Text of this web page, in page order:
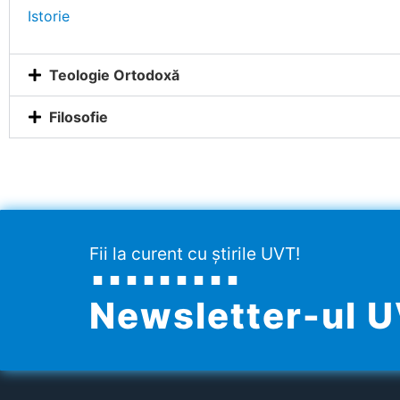
Istorie
Teologie Ortodoxă
Filosofie
Fii la curent cu știrile UVT!
Newsletter-ul